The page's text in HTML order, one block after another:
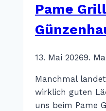
Pame
VonKatharina
13. Mai 20269.
Manchmal
wirklich guten
uns beim Pame